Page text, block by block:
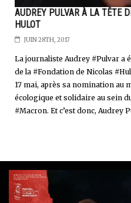
AUDREY PULVAR À LA TÊTE
HULOT
JUIN 28TH, 2017
La journaliste Audrey #Pulvar a
de la #Fondation de Nicolas
17 mai, après sa nomination au
écologique et solidaire au sein
#Macron. Et c’est donc, Audrey